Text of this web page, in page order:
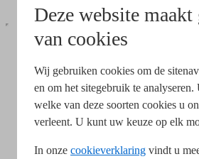
Deze website
van cookies
Wij gebruiken cookies om de
en om het sitegebruik te
welke van deze soorten cookies u
verleent. U kunt uw keuze op elk
In onze cookieverklaring vindt u